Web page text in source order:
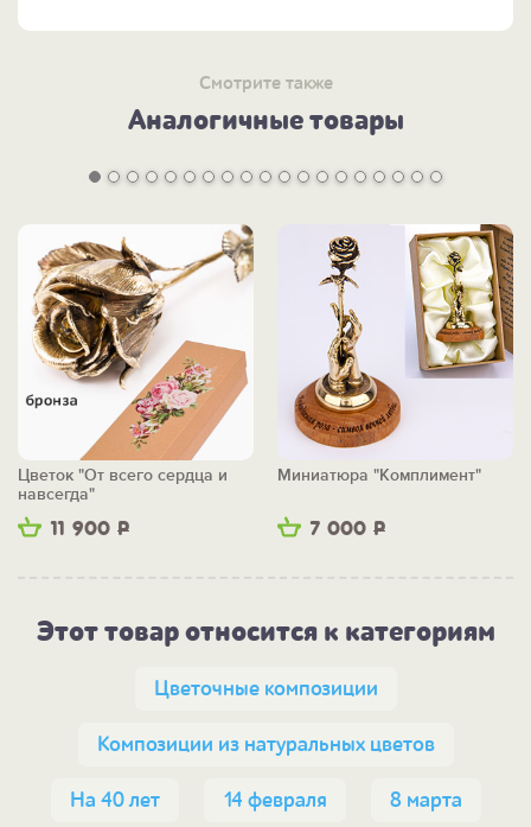
запоминающимся.
Смотрите также
Аналогичные товары
11 900 Р
Цветок "От всего сердца и
навсегда"
7 000 Р
Миниатюра "Комплимент"
Этот товар относится к категориям
Цветочные композиции
Композиции из натуральных цветов
На 40 лет 14 февраля 8 марта